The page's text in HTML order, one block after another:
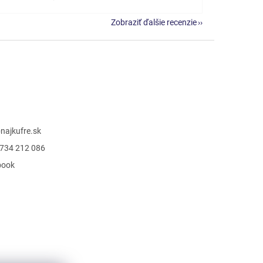
Zobraziť ďalšie recenzie
najkufre.sk
212 086